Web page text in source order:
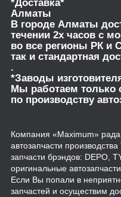
*Доставка*
Алматы
В городе Алматы
течении 2х часов с
во все регионы РК и
так и стандартная
.
*Заводы
Мы работаем только
по производству
Компания «Maximum»
автозапчасти
запчасти брэндов: DEPO,
оригинальные
Если Вы попали в
запчастей и осуществим